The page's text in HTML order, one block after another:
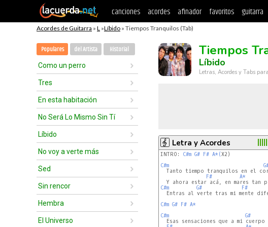
canciones acordes afinador favoritos guitarra
Acordes de Guitarra » L »Líbido » Tiempos Tranquilos (Tab)
Populares del Artista Historial
Como un perro
Tres
En esta habitación
No Será Lo Mismo Sin Tí
Líbido
No voy a verte más
Sed
Sin rencor
Hembra
El Universo
Tiempos
Líbido
Letras, Acordes y Tabs
Letra y Acordes
INTRO: C#m G# F# A*(X2)
C#m
Tanto tiempo tranquilos en el
F#
A*
C#m
G# F#
Entras al verte tras mi mente
C#m G# F# A*
C#m
G#
Esas sensaciones que a mi cuerpo